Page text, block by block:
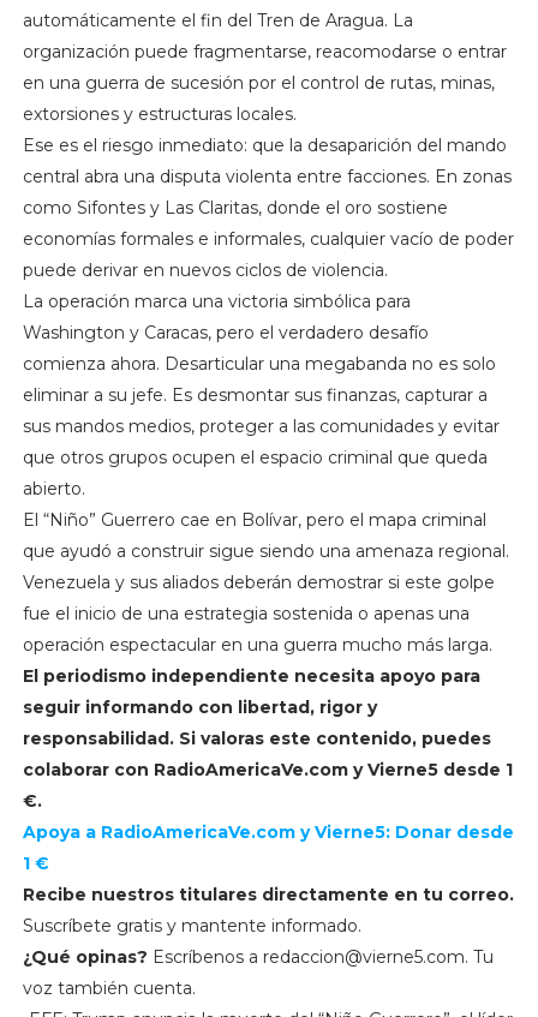
automáticamente el fin del Tren de Aragua. La
organización puede fragmentarse, reacomodarse o entrar
en una guerra de sucesión por el control de rutas, minas,
extorsiones y estructuras locales.
Ese es el riesgo inmediato: que la desaparición del mando
central abra una disputa violenta entre facciones. En zonas
como Sifontes y Las Claritas, donde el oro sostiene
economías formales e informales, cualquier vacío de poder
puede derivar en nuevos ciclos de violencia.
La operación marca una victoria simbólica para
Washington y Caracas, pero el verdadero desafío
comienza ahora. Desarticular una megabanda no es solo
eliminar a su jefe. Es desmontar sus finanzas, capturar a
sus mandos medios, proteger a las comunidades y evitar
que otros grupos ocupen el espacio criminal que queda
abierto.
El “Niño” Guerrero cae en Bolívar, pero el mapa criminal
que ayudó a construir sigue siendo una amenaza regional.
Venezuela y sus aliados deberán demostrar si este golpe
fue el inicio de una estrategia sostenida o apenas una
operación espectacular en una guerra mucho más larga.
El periodismo independiente necesita apoyo para
seguir informando con libertad, rigor y
responsabilidad. Si valoras este contenido, puedes
colaborar con RadioAmericaVe.com yVierne5 desde 1
€.
Apoya a RadioAmericaVe.com y Vierne5: Donar desde
1 €
Recibe nuestros titulares directamente en tu correo.
Suscríbete gratis y mantente informado.
¿Qué opinas? Escríbenos a redaccion@vierne5.com. Tu
voz también cuenta.